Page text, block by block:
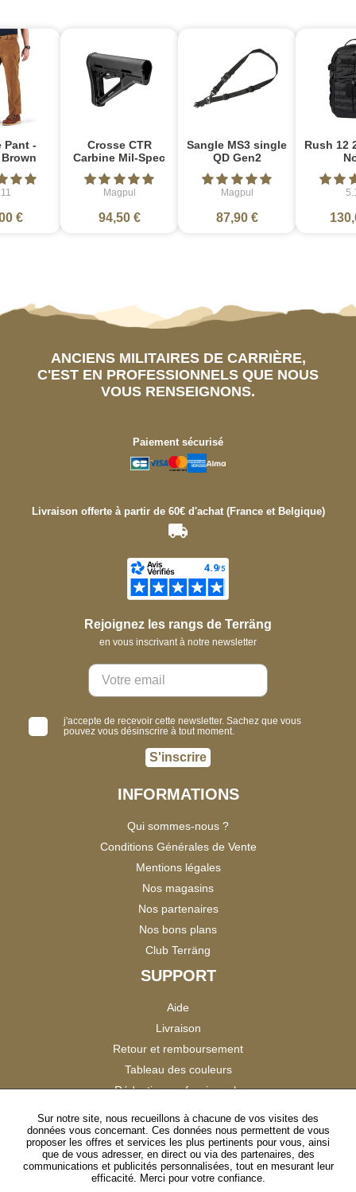
Pant -
€
Crosse CTR
Carbine Mil-Spec
Magpul
94,50 €
Sangle MS3 single
QD Gen2
Magpul
87,90 €
Rush 12
ANCIENS MILITAIRES DE CARRIÈRE,
C'EST EN PROFESSIONNELS QUE NOUS
VOUS RENSEIGNONS.
Paiement sécurisé
Livraison offerte à partir de 60€ d'achat (France et Belgique)
Rejoignez les rangs de Terräng
en vous inscrivant à notre newsletter
j'accepte de recevoir cette newsletter. Sachez que vous
pouvez vous désinscrire à tout moment.
S'inscrire
INFORMATIONS
Qui sommes-nous ?
Conditions Générales de Vente
Mentions légales
Nos magasins
Nos partenaires
Nos bons plans
Club Terräng
SUPPORT
Aide
Livraison
Retour et remboursement
Tableau des couleurs
Réduction professionnels
Catalogues
Satisfaction Clients
SUIVEZ-NOUS
Sur notre site, nous recueillons à chacune de vos visites des
données vous concernant. Ces données nous permettent de vous
proposer les offres et services les plus pertinents pour vous, ainsi
que de vous adresser, en direct ou via des partenaires, des
communications et publicités personnalisées, tout en mesurant leur
efficacité. Merci pour votre confiance.